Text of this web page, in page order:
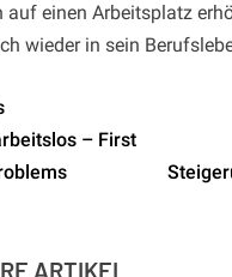
auf einen Arbeitsplatz
wieder in sein
– First
ARTIKEL